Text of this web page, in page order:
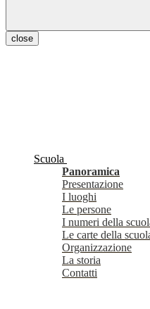
close
Scuola
Panoramica
Presentazione
I luoghi
Le persone
I numeri della
Le carte della
Organizzazione
La storia
Contatti